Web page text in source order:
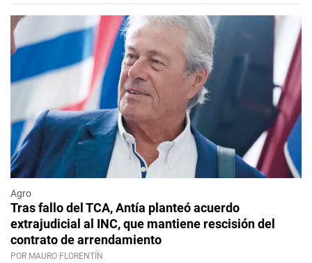
Agro
Tras fallo del TCA, Antía planteó acuerdo
extrajudicial al INC, que mantiene rescisión del
contrato de arrendamiento
POR MAURO FLORENTÍN